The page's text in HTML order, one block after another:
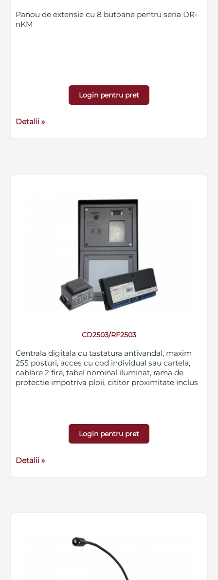
Panou de extensie cu 8 butoane pentru seria DR-
nKM
Login pentru pret
Detalii »
CD2503/RF2503
Centrala digitala cu tastatura antivandal, maxim
255 posturi, acces cu cod individual sau cartela,
cablare 2 fire, tabel nominal iluminat, rama de
protectie impotriva ploii, cititor proximitate inclus
Login pentru pret
Detalii »